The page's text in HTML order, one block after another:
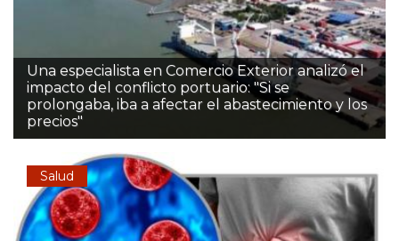
Una especialista en Comercio Exterior analizó el
impacto del conflicto portuario: "Si se
prolongaba, iba a afectar el abastecimiento y los
precios"
Salud